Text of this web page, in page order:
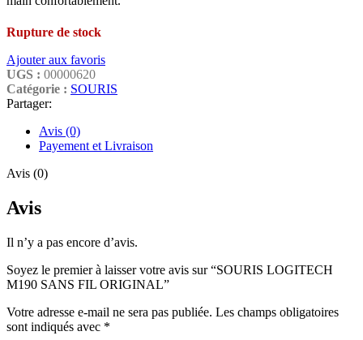
Rupture de stock
Ajouter aux favoris
UGS : 00000620
Catégorie : SOURIS
Partager:
Avis (0)
Payement et Livraison
Avis (0)
Avis
Il n’y a pas encore d’avis.
Soyez le premier à laisser votre avis sur “SOURIS LOGITECH
M190 SANS FIL ORIGINAL”
Votre adresse e-mail ne sera pas publiée. Les champs obligatoires
sont indiqués avec *